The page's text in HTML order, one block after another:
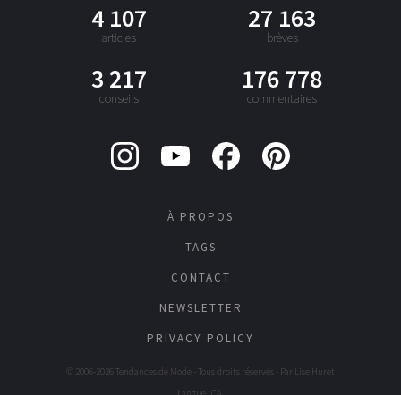
4 107
articles
27 163
brèves
3 217
conseils
176 778
commentaires
À PROPOS
TAGS
CONTACT
NEWSLETTER
PRIVACY POLICY
© 2006-2026 Tendances de Mode - Tous droits réservés - Par Lise Huret